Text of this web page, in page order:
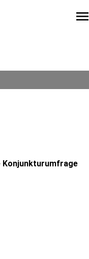
menu
Konjunkturumfrage